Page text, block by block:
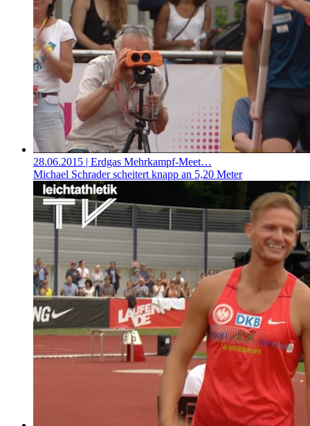
28.06.2015 | Erdgas Mehrkampf-Meet…
Michael Schrader scheitert knapp an 5,20 Meter